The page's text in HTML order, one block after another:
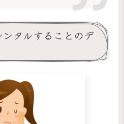
タルすることのデ